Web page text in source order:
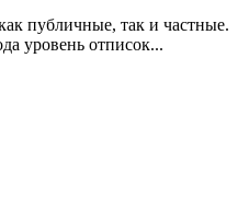
публичные, так и частные.
уровень отписок...